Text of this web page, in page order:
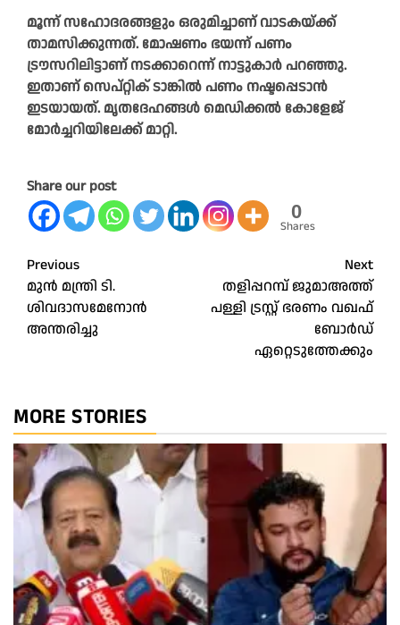
മൂന്ന് സഹോദരങ്ങളും ഒരുമിച്ചാണ് വാടകയ്ക്ക്
താമസിക്കുന്നത്. മോഷണം ഭയന്ന് പണം
ട്രൗസറിലിട്ടാണ് നടക്കാറെന്ന് നാട്ടുകാര്‍ പറഞ്ഞു.
ഇതാണ് സെപ്റ്റിക് ടാങ്കില്‍ പണം നഷ്ടപ്പെടാന്‍
ഇടയായത്. മൃതദേഹങ്ങള്‍ മെഡിക്കല്‍ കോളേജ്
മോര്‍ച്ചറിയിലേക്ക് മാറ്റി.
Share our post
0
Shares
Post
navigation
Previous
മുൻ മന്ത്രി ടി.
ശിവദാസമേനോൻ
അന്തരിച്ചു
Next
തളിപ്പറമ്പ് ജുമാഅത്ത്
പള്ളി ട്രസ്റ്റ് ഭരണം വഖഫ്
ബോർഡ്
ഏറ്റെടുത്തേക്കും
MORE STORIES